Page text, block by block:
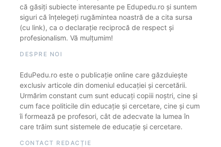
că găsiți subiecte interesante pe Edupedu.ro și suntem
siguri că înțelegeți rugămintea noastră de a cita sursa
(cu link), ca o declarație reciprocă de respect și
profesionalism. Vă mulțumim!
DESPRE NOI
EduPedu.ro este o publicație online care găzduiește
exclusiv articole din domeniul educației și cercetării.
Urmărim constant cum sunt educați copiii noștri, cine și
cum face politicile din educație și cercetare, cine și cum
îi formează pe profesori, cât de adecvate la lumea în
care trăim sunt sistemele de educație și cercetare.
CONTACT REDACȚIE